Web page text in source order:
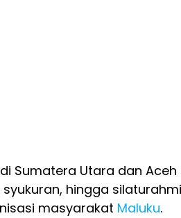
Sumatera Utara dan Aceh
hingga silaturahmi
masyarakat Maluku.